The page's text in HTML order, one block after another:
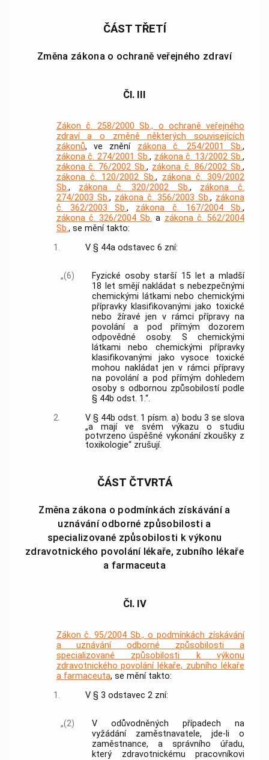
ČÁST TŘETÍ
Změna zákona o ochraně veřejného zdraví
Čl. III
Zákon č. 258/2000 Sb., o ochraně veřejného
zdraví a o změně některých souvisejících
zákonů, ve znění zákona č. 254/2001 Sb.,
zákona č. 274/2001 Sb., zákona č. 13/2002 Sb.,
zákona č. 76/2002 Sb., zákona č. 86/2002 Sb.,
zákona č. 120/2002 Sb., zákona č. 309/2002
Sb., zákona č. 320/2002 Sb., zákona č.
274/2003 Sb., zákona č. 356/2003 Sb., zákona
č. 362/2003 Sb., zákona č. 167/2004 Sb.,
zákona č. 326/2004 Sb. a zákona č. 562/2004
Sb., se mění takto:
1.
V § 44a odstavec 6 zní:
„(6)
Fyzické osoby starší 15 let a mladší
18 let smějí nakládat s nebezpečnými
chemickými látkami nebo chemickými
přípravky klasifikovanými jako toxické
nebo žíravé jen v rámci přípravy na
povolání a pod přímým dozorem
odpovědné osoby. S chemickými
látkami nebo chemickými přípravky
klasifikovanými jako vysoce toxické
mohou nakládat jen v rámci přípravy
na povolání a pod přímým dohledem
osoby s odbornou způsobilostí podle
§ 44b odst. 1.“.
2.
V § 44b odst. 1 písm. a) bodu 3 se slova
„a mají ve svém výkazu o studiu
potvrzeno úspěšné vykonání zkoušky z
toxikologie“ zrušují.
ČÁST ČTVRTÁ
Změna zákona o podmínkách získávání a
uznávání odborné způsobilosti a
specializované způsobilosti k výkonu
zdravotnického povolání lékaře, zubního lékaře
a farmaceuta
Čl. IV
Zákon č. 95/2004 Sb., o podmínkách získávání
a uznávání odborné způsobilosti a
specializované způsobilosti k výkonu
zdravotnického povolání lékaře, zubního lékaře
a farmaceuta, se mění takto:
1.
V § 3 odstavec 2 zní:
„(2)
V odůvodněných případech na
vyžádání zaměstnavatele, jde-li o
zaměstnance, a správního úřadu,
který zdravotnickému pracovníkovi